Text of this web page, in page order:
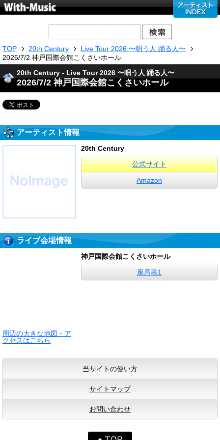
TOP 20th Century
Live Tour 2026 〜唄う人 踊る人〜
2026/7/2 神戸国際会館こくさいホール
20th Century - Live Tour 2026 〜唄う人 踊る人〜
2026/7/2 神戸国際会館こくさいホール
アーティスト情報
20th Century
公式サイト
Amazon
ライブ会場情報
周辺の大きな地図・ア
クセスはこちら
神戸国際会館こくさいホール
座席表1
当サイトの使い方
サイトマップ
お問い合わせ